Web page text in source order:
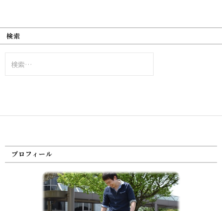
検索
索:
プロフィール